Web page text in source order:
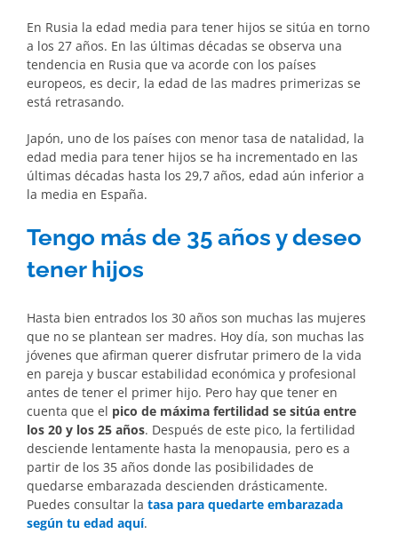
En Rusia la edad media para tener hijos se sitúa en torno
a los 27 años. En las últimas décadas se observa una
tendencia en Rusia que va acorde con los países
europeos, es decir, la edad de las madres primerizas se
está retrasando.
Japón, uno de los países con menor tasa de natalidad, la
edad media para tener hijos se ha incrementado en las
últimas décadas hasta los 29,7 años, edad aún inferior a
la media en España.
Tengo más de 35 años y deseo
tener hijos
Hasta bien entrados los 30 años son muchas las mujeres
que no se plantean ser madres. Hoy día, son muchas las
jóvenes que afirman querer disfrutar primero de la vida
en pareja y buscar estabilidad económica y profesional
antes de tener el primer hijo. Pero hay que tener en
cuenta que el pico de máxima fertilidad se sitúa entre
los 20 y los 25 años. Después de este pico, la fertilidad
desciende lentamente hasta la menopausia, pero es a
partir de los 35 años donde las posibilidades de
quedarse embarazada descienden drásticamente.
Puedes consultar la tasa para quedarte embarazada
según tu edad aquí.